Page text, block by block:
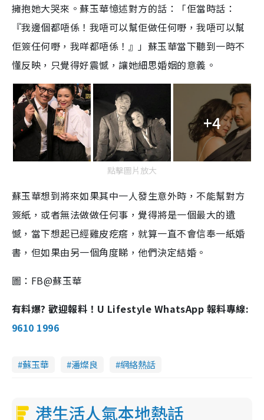
擁抱她大哭來。蘇玉華憶述對方的話：「佢當時話：
『我邊個都唔係！我唔可以幫佢做任何嘢，我唔可以幫
佢簽任何嘢，我咩都唔係！』」蘇玉華當下聽到一時不
懂反映，只覺得好震憾，讓她細思婚姻的意義。
+4
點擊圖片放大
蘇玉華想到將來如果其中一人發生意外時，不能幫對方
簽紙，或者無法做做任何事，覺得將是一個最大的遺
憾，當下想起已經雞皮疙瘩，就算一直不會信奉一紙婚
書，但如果由另一個角度睇，他們決定結婚。
圖：FB@蘇玉華
有料爆? 歡迎報料！U Lifestyle WhatsApp 報料專線:
9610 1996
蘇玉華 潘燦良 網絡熱話
港生活人氣本地熱話